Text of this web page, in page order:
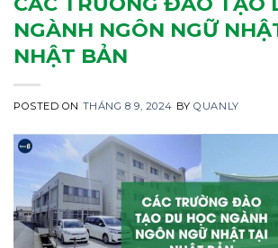
NGÀNH NGÔN NGỮ
NHẬT BẢN
POSTED ON THÁNG 8 9, 2024 BYQUANLY